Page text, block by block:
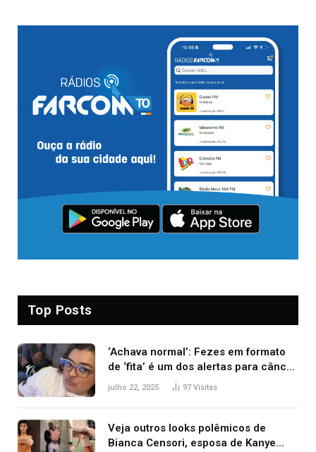
Top Posts
‘Achava normal’: Fezes em formato
de ‘fita’ é um dos alertas para câncer
colorretal; relembre fala de Preta Gil
julho 22, 2025 97 Visitas
Veja outros looks polêmicos de
Bianca Censori, esposa de Kanye